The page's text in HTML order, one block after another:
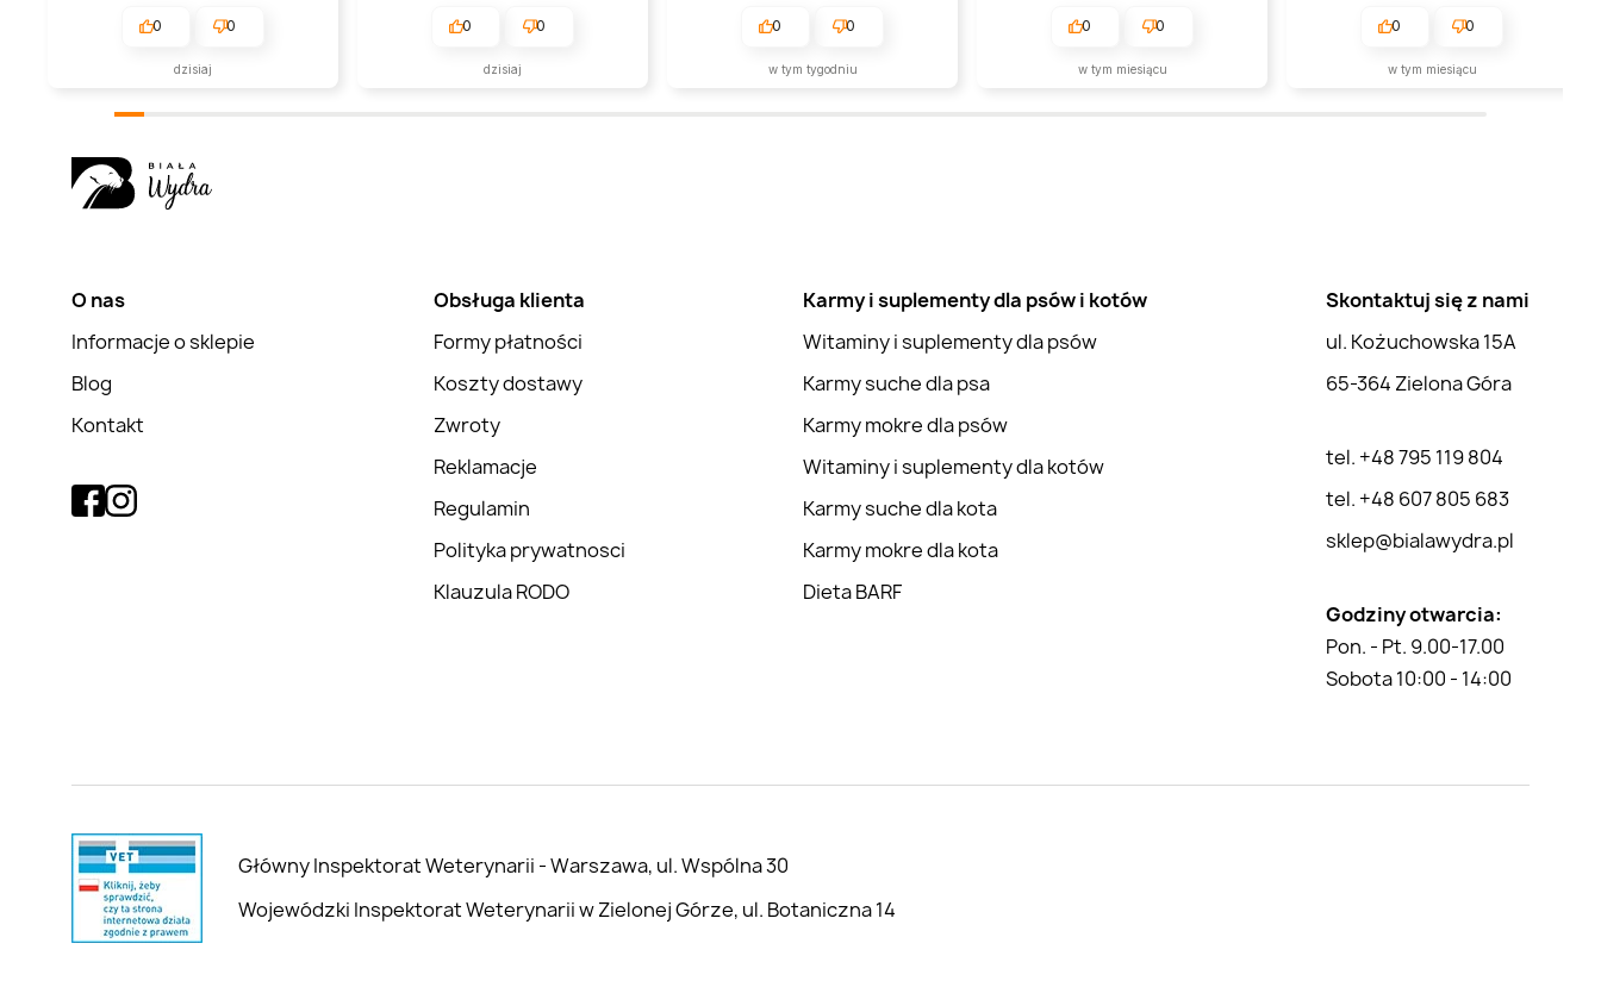
0 0
dzisiaj
0 0
dzisiaj
0 0
w tym tygodniu
0 0
w tym miesiącu
0 0
w tym miesiącu
O nas
Informacje o sklepie
Blog
Kontakt
Obsługa klienta
Formy płatności
Koszty dostawy
Zwroty
Reklamacje
Regulamin
Polityka prywatnosci
Klauzula RODO
Karmy i suplementy dla psów i kotów
Witaminy i suplementy dla psów
Karmy suche dla psa
Karmy mokre dla psów
Witaminy i suplementy dla kotów
Karmy suche dla kota
Karmy mokre dla kota
Dieta BARF
Skontaktuj się z nami
ul. Kożuchowska 15A
65-364 Zielona Góra
tel. +48 795 119 804
tel. +48 607 805 683
sklep@bialawydra.pl
Godziny otwarcia:
Pon. - Pt. 9.00-17.00
Sobota 10:00 - 14:00
Główny Inspektorat Weterynarii - Warszawa, ul. Wspólna 30
Wojewódzki Inspektorat Weterynarii w Zielonej Górze, ul. Botaniczna 14